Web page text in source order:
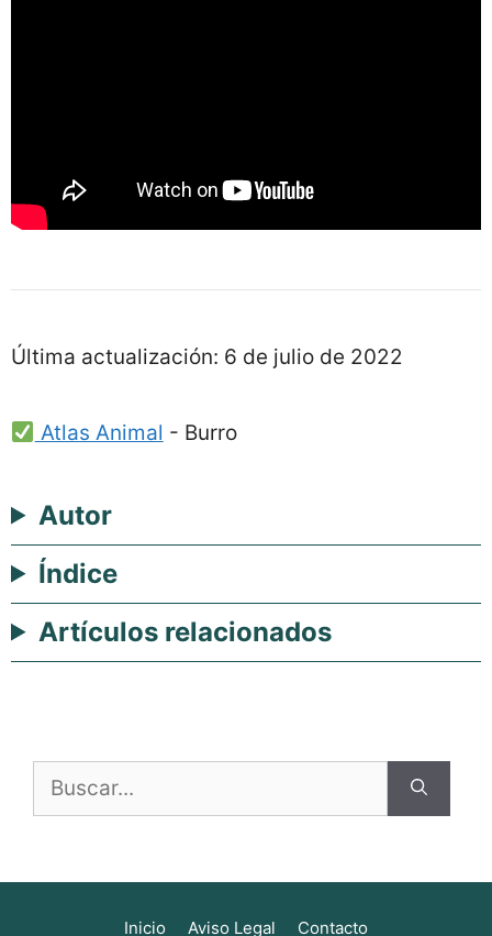
Última actualización: 6 de julio de 2022
Atlas Animal - Burro
Autor
Índice
Artículos relacionados
Buscar:
Inicio Aviso Legal Contacto